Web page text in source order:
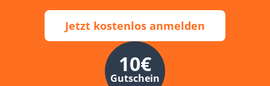
Jetzt kostenlos anmelden
10€
Gutschein